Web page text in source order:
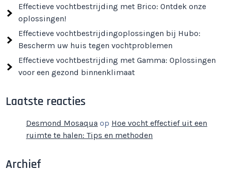
Effectieve vochtbestrijding met Brico: Ontdek onze
oplossingen!
Effectieve vochtbestrijdingoplossingen bij Hubo:
Bescherm uw huis tegen vochtproblemen
Effectieve vochtbestrijding met Gamma: Oplossingen
voor een gezond binnenklimaat
Laatste reacties
Desmond Mosaqua op Hoe vocht effectief uit een
ruimte te halen: Tips en methoden
Archief